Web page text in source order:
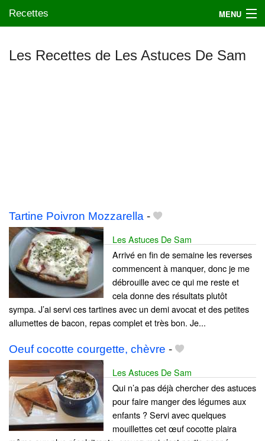
Recettes MENU
Les Recettes de Les Astuces De Sam
Tartine Poivron Mozzarella -
Les Astuces De Sam
Arrivé en fin de semaine les reverses
commencent à manquer, donc je me
débrouille avec ce qui me reste et
cela donne des résultats plutôt
sympa. J’ai servi ces tartines avec un demi avocat et des petites
allumettes de bacon, repas complet et très bon. Je...
Oeuf cocotte courgette, chèvre -
Les Astuces De Sam
Qui n’a pas déjà chercher des astuces
pour faire manger des légumes aux
enfants ? Servi avec quelques
mouillettes cet œuf cocotte plaira